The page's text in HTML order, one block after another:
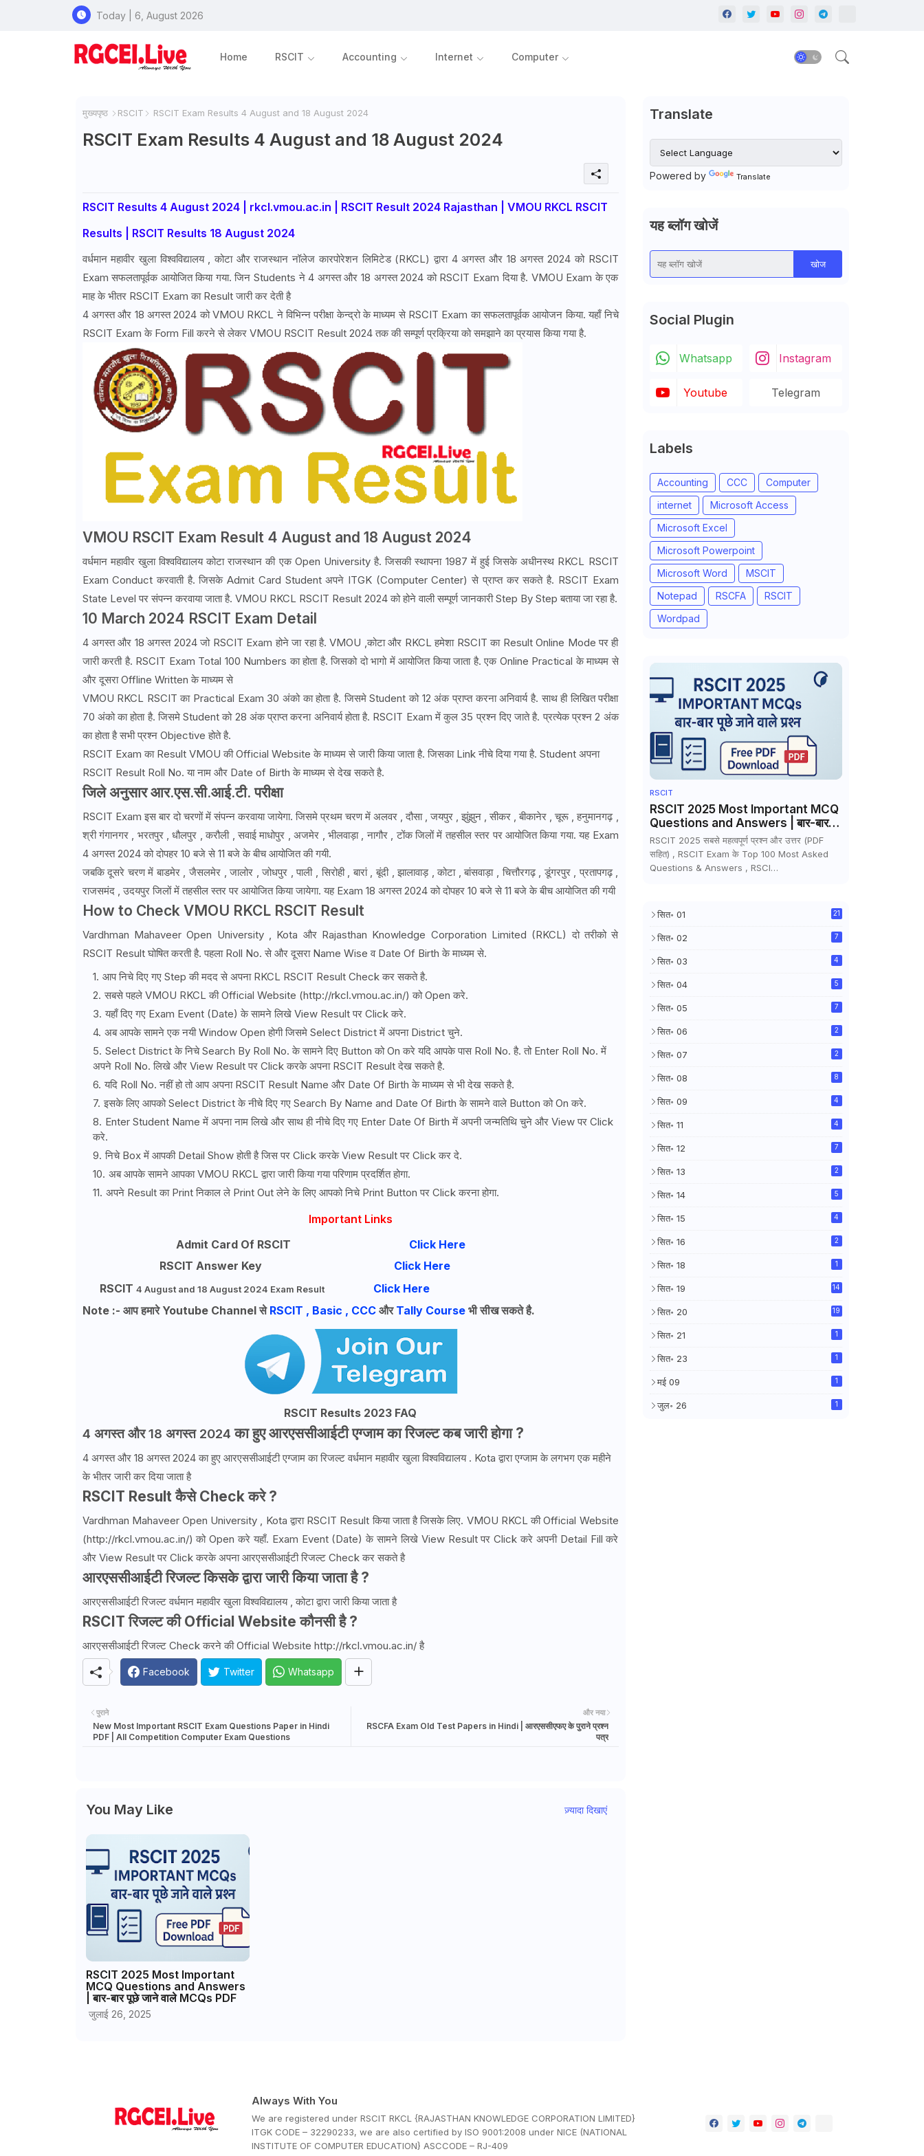
Today | 6, August 2026
Home RSCIT Accounting Internet Computer
मुख्यपृष्ठ RSCIT RSCIT Exam Results 4 August and 18 August 2024
RSCIT Exam Results 4 August and 18 August 2024
RSCIT Results 4 August 2024 | rkcl.vmou.ac.in | RSCIT Result 2024 Rajasthan | VMOU RKCL RSCIT
Results | RSCIT Results 18 August 2024
वर्धमान महावीर खुला विश्वविद्यालय , कोटा और राजस्थान नॉलेज कारपोरेशन लिमिटेड (RKCL) द्वारा 4 अगस्त और 18 अगस्त 2024 को RSCIT
Exam सफलतापूर्वक आयोजित किया गया. जिन Students ने 4 अगस्त और 18 अगस्त 2024 को RSCIT Exam दिया है. VMOU Exam के एक
माह के भीतर RSCIT Exam का Result जारी कर देती है
4 अगस्त और 18 अगस्त 2024 को VMOU RKCL ने विभिन्न परीक्षा केन्द्रो के माध्यम से RSCIT Exam का सफलतापूर्वक आयोजन किया. यहाँ निचे
RSCIT Exam के Form Fill करने से लेकर VMOU RSCIT Result 2024 तक की सम्पूर्ण प्रक्रिया को समझाने का प्रयास किया गया है.
VMOU RSCIT Exam Result 4 August and 18 August 2024
वर्धमान महावीर खुला विश्वविद्यालय कोटा राजस्थान की एक Open University है. जिसकी स्थापना 1987 में हुई जिसके अधीनस्थ RKCL RSCIT
Exam Conduct करवाती है. जिसके Admit Card Student अपने ITGK (Computer Center) से प्राप्त कर सकते है. RSCIT Exam
State Level पर संपन्न करवाया जाता है. VMOU RKCL RSCIT Result 2024 को होने वाली सम्पूर्ण जानकारी Step By Step बताया जा रहा है.
10 March 2024 RSCIT Exam Detail
4 अगस्त और 18 अगस्त 2024 जो RSCIT Exam होने जा रहा है. VMOU ,कोटा और RKCL हमेशा RSCIT का Result Online Mode पर ही
जारी करती है. RSCIT Exam Total 100 Numbers का होता है. जिसको दो भागो में आयोजित किया जाता है. एक Online Practical के माध्यम से
और दूसरा Offline Written के माध्यम से
VMOU RKCL RSCIT का Practical Exam 30 अंको का होता है. जिसमे Student को 12 अंक प्राप्त करना अनिवार्य है. साथ ही लिखित परीक्षा
70 अंको का होता है. जिसमे Student को 28 अंक प्राप्त करना अनिवार्य होता है. RSCIT Exam में कुल 35 प्रश्न दिए जाते है. प्रत्येक प्रश्न 2 अंक
का होता है सभी प्रश्न Objective होते है.
RSCIT Exam का Result VMOU की Official Website के माध्यम से जारी किया जाता है. जिसका Link नीचे दिया गया है. Student अपना
RSCIT Result Roll No. या नाम और Date of Birth के माध्यम से देख सकते है.
जिले अनुसार आर.एस.सी.आई.टी. परीक्षा
RSCIT Exam इस बार दो चरणों में संपन्न करवाया जायेगा. जिसमे प्रथम चरण में अलवर , दौसा , जयपुर , झुंझुन , सीकर , बीकानेर , चूरू , हनुमानगढ़ ,
श्री गंगानगर , भरतपुर , धौलपुर , करौली , सवाई माधोपुर , अजमेर , भीलवाड़ा , नागौर , टोंक जिलों में तहसील स्तर पर आयोजित किया गया. यह Exam
4 अगस्त 2024 को दोपहर 10 बजे से 11 बजे के बीच आयोजित की गयी.
जबकि दूसरे चरण में बाडमेर , जैसलमेर , जालोर , जोधपुर , पाली , सिरोही , बारां , बूंदी , झालावाड़ , कोटा , बांसवाड़ा , चित्तौरगढ़ , डूंगरपुर , प्रतापगढ़ ,
राजसमंद , उदयपुर जिलों में तहसील स्तर पर आयोजित किया जायेगा. यह Exam 18 अगस्त 2024 को दोपहर 10 बजे से 11 बजे के बीच आयोजित की गयी
How to Check VMOU RKCL RSCIT Result
Vardhman Mahaveer Open University , Kota और Rajasthan Knowledge Corporation Limited (RKCL) दो तरीको से
RSCIT Result घोषित करती है. पहला Roll No. से और दूसरा Name Wise व Date Of Birth के माध्यम से.
आप निचे दिए गए Step की मदद से अपना RKCL RSCIT Result Check कर सकते है.
सबसे पहले VMOU RKCL की Official Website (http://rkcl.vmou.ac.in/) को Open करे.
यहाँ दिए गए Exam Event (Date) के सामने लिखे View Result पर Click करे.
अब आपके सामने एक नयी Window Open होगी जिसमे Select District में अपना District चुने.
Select District के निचे Search By Roll No. के सामने दिए Button को On करे यदि आपके पास Roll No. है. तो Enter Roll No. में
अपने Roll No. लिखे और View Result पर Click करके अपना RSCIT Result देख सकते है.
यदि Roll No. नहीं हो तो आप अपना RSCIT Result Name और Date Of Birth के माध्यम से भी देख सकते है.
इसके लिए आपको Select District के नीचे दिए गए Search By Name and Date Of Birth के सामने वाले Button को On करे.
Enter Student Name में अपना नाम लिखे और साथ ही नीचे दिए गए Enter Date Of Birth में अपनी जन्मतिथि चुने और View पर Click
करे.
निचे Box में आपकी Detail Show होती है जिस पर Click करके View Result पर Click कर दे.
अब आपके सामने आपका VMOU RKCL द्वारा जारी किया गया परिणाम प्रदर्शित होगा.
अपने Result का Print निकाल ले Print Out लेने के लिए आपको निचे Print Button पर Click करना होगा.
Important Links
Admit Card Of RSCIT
Click Here
RSCIT Answer Key
Click Here
RSCIT 4 August and 18 August 2024 Exam Result
Click Here
Note :- आप हमारे Youtube Channel से RSCIT , Basic , CCCऔर Tally Course भी सीख सकते है.
RSCIT Results 2023 FAQ
4 अगस्त और 18 अगस्त 2024का हुए आरएससीआईटी एग्जाम का रिजल्ट कब जारी होगा ?
4 अगस्त और 18 अगस्त 2024का हुए आरएससीआईटी एग्जाम का रिजल्ट वर्धमान महावीर खुला विश्वविद्यालय . Kota द्वारा एग्जाम के लगभग एक महीने
के भीतर जारी कर दिया जाता है
RSCIT Result कैसे Check करे ?
Vardhman Mahaveer Open University , Kota द्वारा RSCIT Result किया जाता है जिसके लिए. VMOU RKCL की Official Website
(http://rkcl.vmou.ac.in/) को Open करे यहाँ. Exam Event (Date) के सामने लिखे View Result पर Click करे अपनी Detail Fill करे
और View Result पर Click करके अपना आरएससीआईटी रिजल्ट Check कर सकते है
आरएससीआईटी रिजल्ट किसके द्वारा जारी किया जाता है ?
आरएससीआईटी रिजल्ट वर्धमान महावीर खुला विश्वविद्यालय , कोटा द्वारा जारी किया जाता है
RSCIT रिजल्ट की Official Website कौनसी है ?
आरएससीआईटी रिजल्ट Check करने की Official Website http://rkcl.vmou.ac.in/ है
Facebook Twitter Whatsapp
और नया
RSCFA Exam Old Test Papers in Hindi | आरएससीएफए के पुराने प्रश्न
पत्र
पुराने
New Most Important RSCIT Exam Questions Paper in Hindi
PDF | All Competition Computer Exam Questions
You May Like ज़्यादा दिखाएं
RSCIT 2025 Most Important
MCQ Questions and Answers
| बार-बार पूछे जाने वाले MCQs PDF
जुलाई 26, 2025
Translate
Powered by Translate
यह ब्लॉग खोजें
Social Plugin
Whatsapp Instagram
Youtube Telegram
Labels
Accounting CCC
Computer
internet
Microsoft Access
Microsoft Excel
Microsoft Powerpoint
Microsoft Word
MSCIT
Notepad
RSCFA
RSCIT
Wordpad
RSCIT
RSCIT 2025 Most Important MCQ
Questions and Answers | बार-बार
पूछे जाने वाले MCQs PDF
RSCIT 2025 सबसे महत्वपूर्ण प्रश्न और उत्तर (PDF
सहित) , RSCIT Exam के Top 100 Most Asked
Questions & Answers , RSCI…
सित॰ 01 21
सित॰ 02 7
सित॰ 03 4
सित॰ 04 5
सित॰ 05 7
सित॰ 06 2
सित॰ 07 2
सित॰ 08 8
सित॰ 09 4
सित॰ 11 4
सित॰ 12 7
सित॰ 13 2
सित॰ 14 5
सित॰ 15 4
सित॰ 16 2
सित॰ 18 1
सित॰ 19 14
सित॰ 20 19
सित॰ 21 1
सित॰ 23 1
मई 09 1
जुल॰ 26 1
Always With You
We are registered under RSCIT RKCL {RAJASTHAN KNOWLEDGE CORPORATION LIMITED}
ITGK CODE – 32290233, we are also certified by ISO 9001:2008 under NICE (NATIONAL
INSTITUTE OF COMPUTER EDUCATION} ASCCODE – RJ-409